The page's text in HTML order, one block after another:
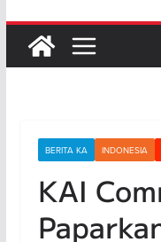
BERITA KA INDONESIA
KAI